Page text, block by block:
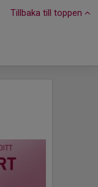
Tillbaka till toppen